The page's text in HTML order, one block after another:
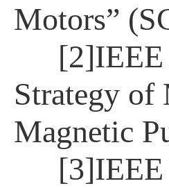
Motors”
[2]IEEE
Strategy of
Magnetic
[3]IEEE